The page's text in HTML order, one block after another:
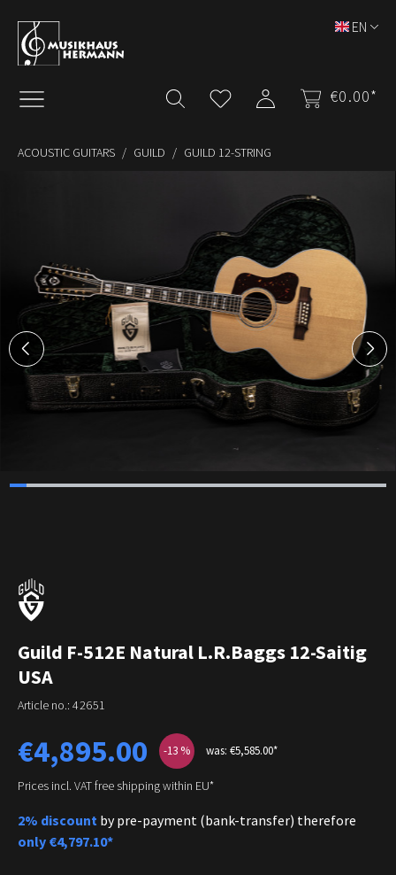
Skip to main content
€0.00*
EN
ACOUSTIC GUITARS GUILD GUILD 12-STRING
Guild F-512E Natural L.R.Baggs 12-Saitig
USA
Article no.: 42651
Sale price:
€4,895.00 -13 % was: €5,585.00*
Prices incl. VAT free shipping within EU*
2% discount by pre-payment (bank-transfer) therefore
only €4,797.10*